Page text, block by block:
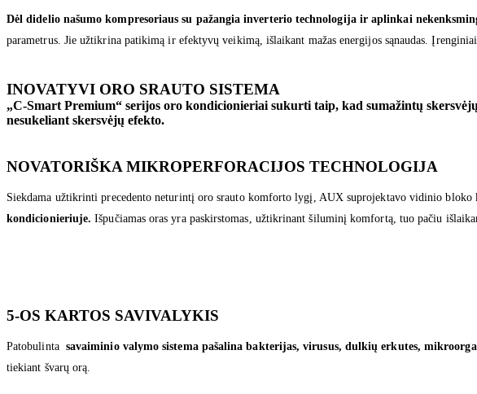
Dėl didelio našumo kompresoriaus su pažangia inverterio technologija ir aplinkai
parametrus. Jie užtikrina patikimą ir efektyvų veikimą, išlaikant mažas energijos sąnaudas.
INOVATYVI ORO SRAUTO SISTEMA
„C-Smart Premium“ serijos oro kondicionieriai sukurti taip, kad sumažintų
nesukeliant skersvėjų efekto.
NOVATORIŠKA MIKROPERFORACIJOS TECHNOLOGIJA
Siekdama užtikrinti precedento neturintį oro srauto komforto lygį, AUX suprojektavo vidinio bloko
kondicionieriuje. Išpučiamas oras yra paskirstomas, užtikrinant šiluminį komfortą, tuo pačiu
5-OS KARTOS SAVIVALYKIS
Patobulinta savaiminio valymo sistema pašalina bakterijas, virusus, dulkių erkutes,
tiekiant švarų orą.